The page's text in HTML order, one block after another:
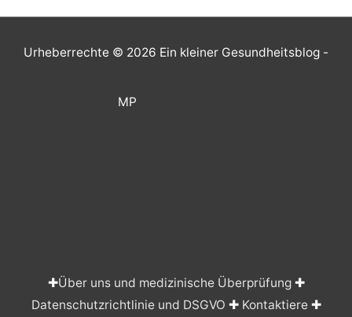
Urheberrechte © 2026 Ein kleiner Gesundheitsblog -
MP
✚Über uns und medizinische Überprüfung✚
Datenschutzrichtlinie und DSGVO ✚ Kontaktiere✚